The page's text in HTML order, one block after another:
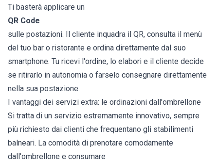
Ti basterà applicare un
QR Code
sulle postazioni. Il cliente inquadra il QR, consulta il menù
del tuo bar o ristorante e ordina direttamente dal suo
smartphone. Tu ricevi l'ordine, lo elabori e il cliente decide
se ritirarlo in autonomia o farselo consegnare direttamente
nella sua postazione.
I vantaggi dei servizi extra: le ordinazioni dall'ombrellone
Si tratta di un servizio estremamente innovativo, sempre
più richiesto dai clienti che frequentano gli stabilimenti
balneari. La comodità di prenotare comodamente
dall'ombrellone e consumare